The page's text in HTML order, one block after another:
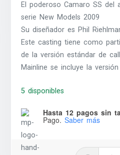
El poderoso Camaro SS del
serie New Models 2009
Su diseñador es Phil
Este casting tiene como
de la versión estándar de
Mainline se incluye la
5 disponibles
Hasta 12 pagos sin
Pago. Saber más